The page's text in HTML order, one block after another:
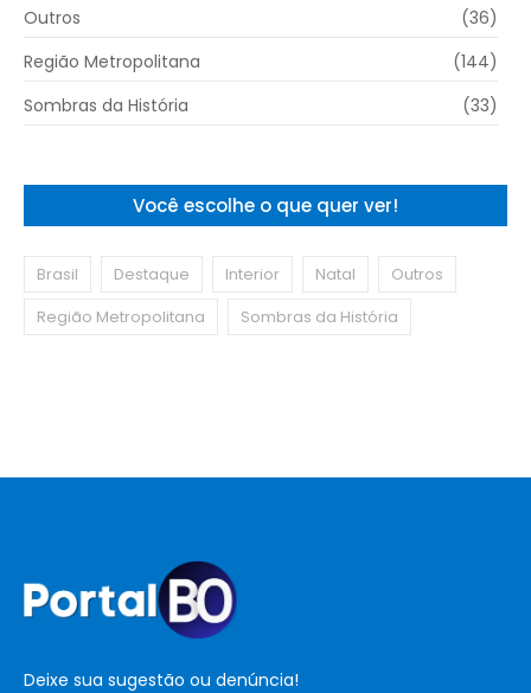
Outros
(36)
Região Metropolitana
(144)
Sombras da História
(33)
Você escolhe o que quer ver!
Brasil Destaque Interior Natal
Outros
Região Metropolitana
Sombras da História
Deixe sua sugestão ou denúncia!